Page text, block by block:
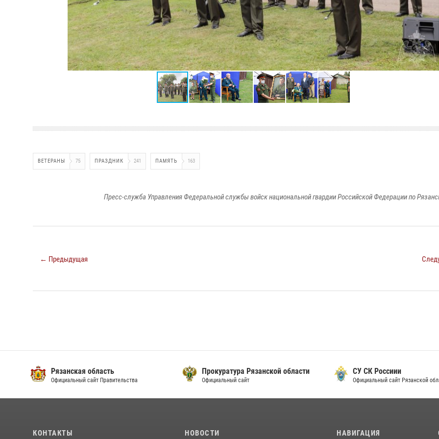
ВЕТЕРАНЫ 75 ПРАЗДНИК 241 ПАМЯТЬ 163
Пресс-служба Управления Федеральной службы войск национальной гвардии Российской Федерации по
← Предыдущая
Рязанская область
Официальный сайт Правительства
Прокуратура Рязанской области
Официальный сайт
СУ СК Россиии
Официальный сайт Рязанской
КОНТАКТЫ НОВОСТИ НАВИГАЦИЯ